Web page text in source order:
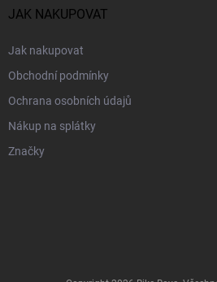
JAK NAKUPOVAT
Jak nakupovat
Obchodní podmínky
Ochrana osobních údajů
Nákup na splátky
Značky